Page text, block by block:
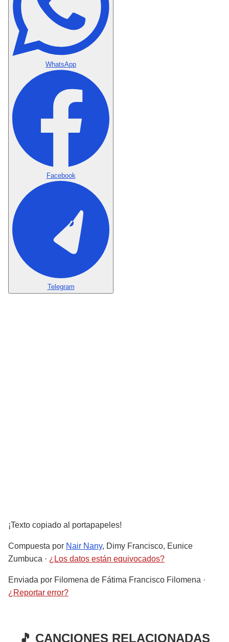
WhatsApp
Facebook
Telegram
¡Texto copiado al portapapeles!
Compuesta por Nair Nany, Dimy Francisco, Eunice
Zumbuca · ¿Los datos están equivocados?
Enviada por Filomena de Fátima Francisco Filomena ·
¿Reportar error?
🎵 CANCIONES RELACIONADAS